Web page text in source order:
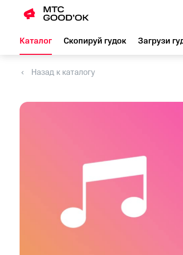
Каталог Скопируй гудок Загрузи
Назад к каталогу